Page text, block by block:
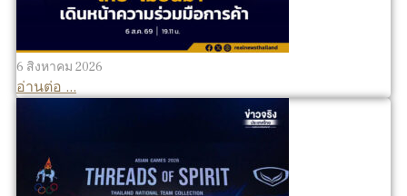
6 สิงหาคม 2026
อ่านต่อ ...